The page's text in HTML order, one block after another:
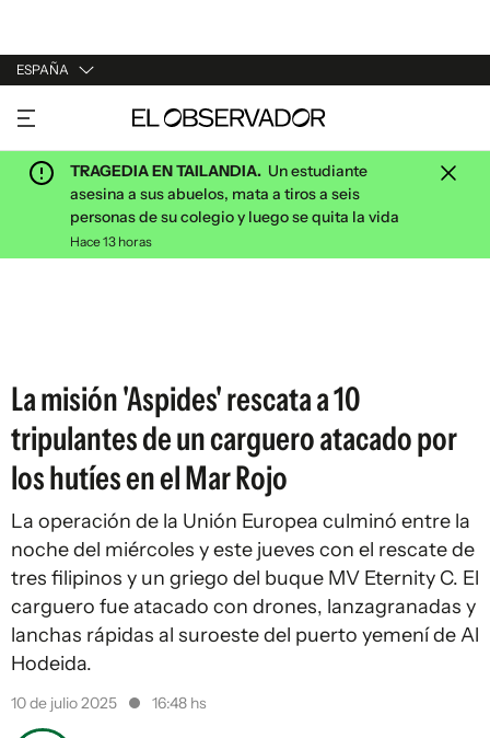
ESPAÑA
URUGUAY
ARGENTINA
ESPAÑA
ESTADOS UNIDOS
TRAGEDIA EN TAILANDIA. Un estudiante
asesina a sus abuelos, mata a tiros a seis
personas de su colegio y luego se quita la vida
Hace 13 horas
La misión 'Aspides' rescata a 10
tripulantes de un carguero atacado por
los hutíes en el Mar Rojo
La operación de la Unión Europea culminó entre la
noche del miércoles y este jueves con el rescate de
tres filipinos y un griego del buque MV Eternity C. El
carguero fue atacado con drones, lanzagranadas y
lanchas rápidas al suroeste del puerto yemení de Al
Hodeida.
10 de julio 2025 16:48 hs